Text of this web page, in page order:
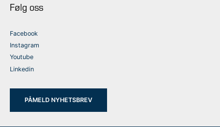
Følg oss
Facebook
Instagram
Youtube
Linkedin
PÅMELD NYHETSBREV